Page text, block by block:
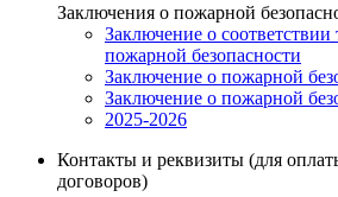
Заключения о пожарной
Заключение о соответствии
пожарной безопасности
Заключение о пожарной
Заключение о пожарной
2025-2026
Контакты и реквизиты (для
договоров)